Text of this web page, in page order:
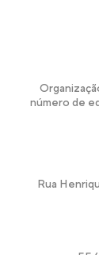
número de
Rua